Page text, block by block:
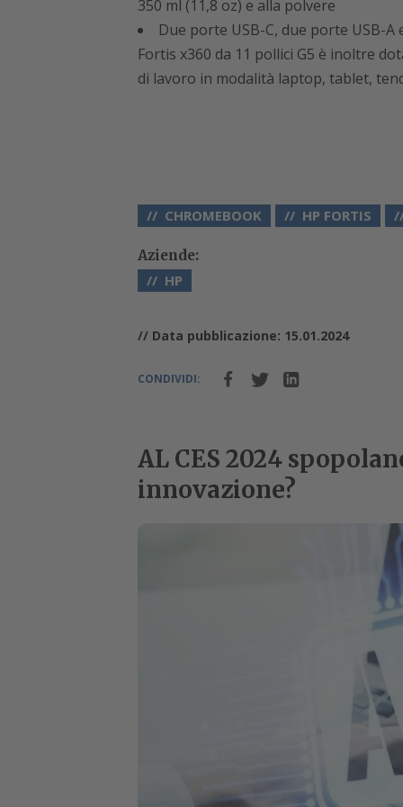
350 ml (11,8 oz) e alla polvere
Due porte USB-C, due porte USB-
Fortis x360 da 11 pollici G5 è inoltre
di lavoro in modalità laptop, tablet,
CHROMEBOOK HP FORTIS
Aziende:
HP
// Data pubblicazione: 15.01.2024
CONDIVIDI:
AL CES 2024
innovazione?